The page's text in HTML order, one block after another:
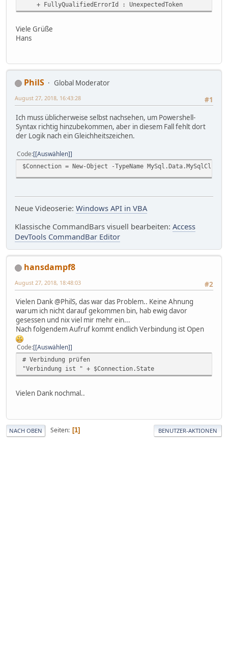
+ FullyQualifiedErrorId : UnexpectedToken
Viele Grüße
Hans
PhilS
Global Moderator
#1
August 27, 2018, 16:43:28
Ich muss üblicherweise selbst nachsehen, um Powershell-
Syntax richtig hinzubekommen, aber in diesem Fall fehlt dort
der Logik nach ein Gleichheitszeichen.
Code [Auswählen]
$Connection = New-Object -TypeName
Neue Videoserie: Windows API in VBA
Klassische CommandBars visuell bearbeiten: Access
DevTools CommandBar Editor
hansdampf8
#2
August 27, 2018, 18:48:03
Vielen Dank @PhilS, das war das Problem.. Keine Ahnung
warum ich nicht darauf gekommen bin, hab ewig davor
gesessen und nix viel mir mehr ein...
Nach folgendem Aufruf kommt endlich Verbindung ist Open
Code [Auswählen]
# Verbindung prüfen
"Verbindung ist " + $Connection.State
Vielen Dank nochmal..
NACH OBEN Seiten 1 BENUTZER-AKTIONEN